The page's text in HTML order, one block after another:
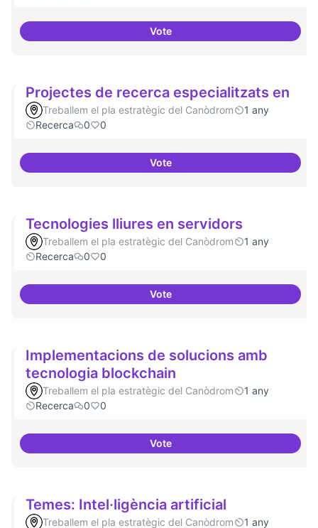
VoteHardware lliure
Projectes de recerca especialitzats en
Treballem el pla estratègic del Canòdrom
1 any
Recerca
0 0
VoteProjectes de recerca
Tecnologies lliures en servidors
Treballem el pla estratègic del Canòdrom
1 any
Recerca
0 0
VoteTecnologies lliures en servidors
Implementacions de solucions amb
tecnologia blockchain
Treballem el pla estratègic del Canòdrom
1 any
Recerca
0 0
VoteImplementacions de solucions
Temes: Intel·ligència artificial
Treballem el pla estratègic del Canòdrom 1 any